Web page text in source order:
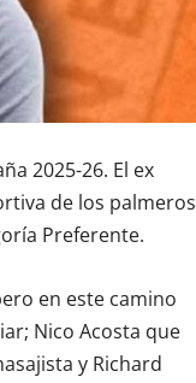
2025-26. El ex
de los palmeros
Preferente.
en este camino
Nico Acosta que
y Richard